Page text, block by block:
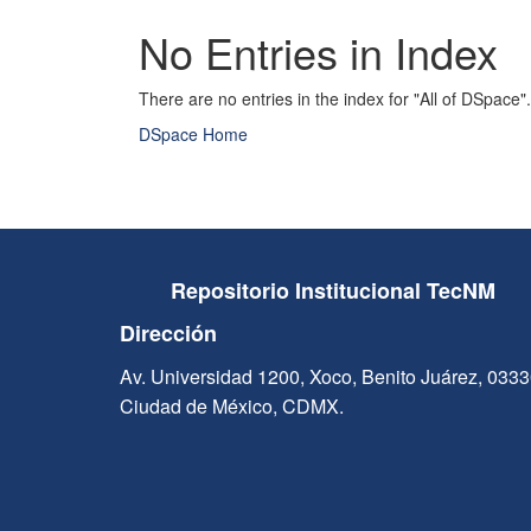
No Entries in Index
There are no entries in the index for "All of DSpace".
DSpace Home
Repositorio Institucional TecNM
Dirección
Av. Universidad 1200, Xoco, Benito Juárez,
Ciudad de México, CDMX.